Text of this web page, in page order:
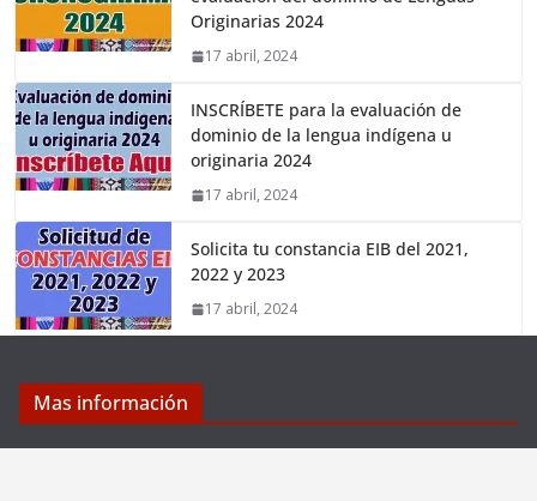
Originarias 2024
17 abril, 2024
INSCRÍBETE para la evaluación de
dominio de la lengua indígena u
originaria 2024
17 abril, 2024
Solicita tu constancia EIB del 2021,
2022 y 2023
17 abril, 2024
Mas información